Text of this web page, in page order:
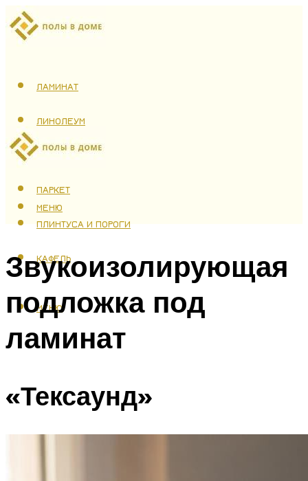
ЛАМИНАТ
ЛИНОЛЕУМ
ТЕПЛЫЙ ПОЛ
ПАРКЕТ
ПЛИНТУСА И ПОРОГИ
КАФЕЛЬ
МЕНЮ
МЕНЮ
Звукоизолирующая
подложка под
ламинат
«Тексаунд»